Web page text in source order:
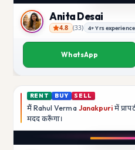
Anita Desai
Anita Desai
4.8 (33) 4+ Yrs experience
WhatsApp
RENT BUY SELL
मैं Rahul Verma Janakpuri में
मददकरूँगा।